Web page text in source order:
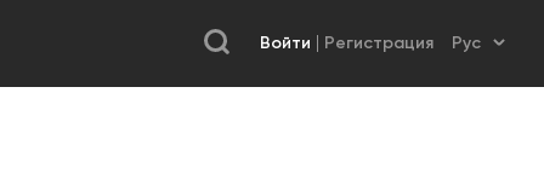
Войти Регистрация